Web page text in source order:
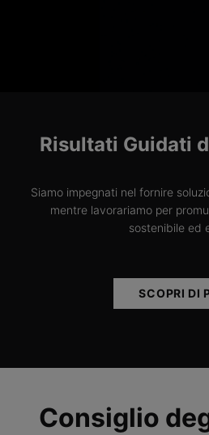
Risultati Guidati
Siamo impegnati nel fornire
mentre lavorariamo per
sostenibile ed
SCOPRI DI
Consiglio